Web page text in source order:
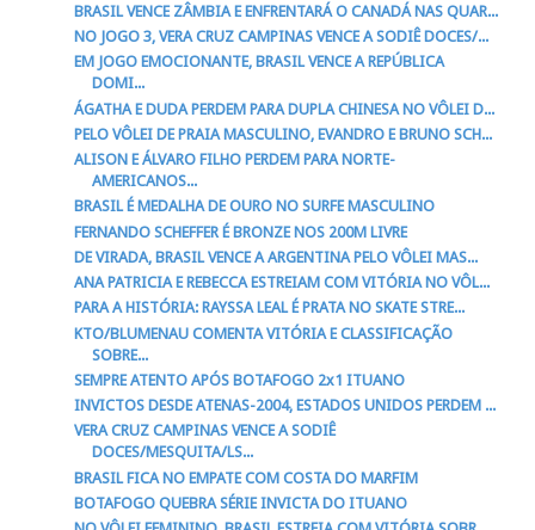
BRASIL VENCE ZÂMBIA E ENFRENTARÁ O CANADÁ NAS QUAR...
NO JOGO 3, VERA CRUZ CAMPINAS VENCE A SODIÊ DOCES/...
EM JOGO EMOCIONANTE, BRASIL VENCE A REPÚBLICA
DOMI...
ÁGATHA E DUDA PERDEM PARA DUPLA CHINESA NO VÔLEI D...
PELO VÔLEI DE PRAIA MASCULINO, EVANDRO E BRUNO SCH...
ALISON E ÁLVARO FILHO PERDEM PARA NORTE-
AMERICANOS...
BRASIL É MEDALHA DE OURO NO SURFE MASCULINO
FERNANDO SCHEFFER É BRONZE NOS 200M LIVRE
DE VIRADA, BRASIL VENCE A ARGENTINA PELO VÔLEI MAS...
ANA PATRICIA E REBECCA ESTREIAM COM VITÓRIA NO VÔL...
PARA A HISTÓRIA: RAYSSA LEAL É PRATA NO SKATE STRE...
KTO/BLUMENAU COMENTA VITÓRIA E CLASSIFICAÇÃO
SOBRE...
SEMPRE ATENTO APÓS BOTAFOGO 2x1 ITUANO
INVICTOS DESDE ATENAS-2004, ESTADOS UNIDOS PERDEM ...
VERA CRUZ CAMPINAS VENCE A SODIÊ
DOCES/MESQUITA/LS...
BRASIL FICA NO EMPATE COM COSTA DO MARFIM
BOTAFOGO QUEBRA SÉRIE INVICTA DO ITUANO